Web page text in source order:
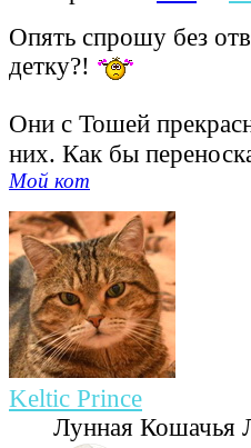
Опять спрошу без
детку?!
Они с Тошей
них. Как бы
Мой кот
Keltic Prince
Лунная Кошачья